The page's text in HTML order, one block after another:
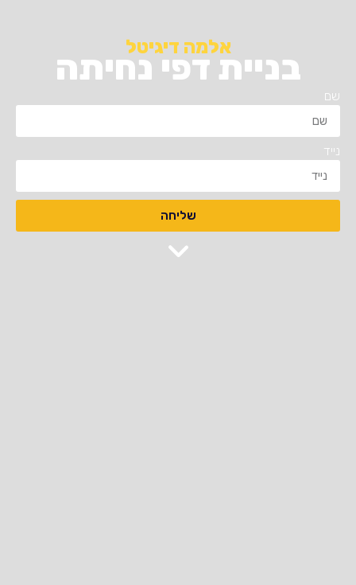
אלמה דיגיטל
בניית דפי נחיתה
שם
נייד
שליחה